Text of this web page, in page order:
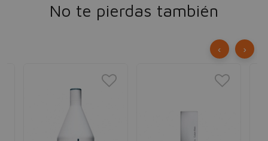
No te pierdas también
‹ ›